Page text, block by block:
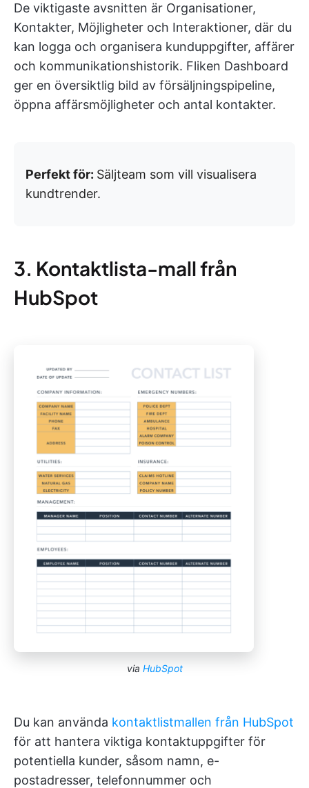
De viktigaste avsnitten är Organisationer,
Kontakter, Möjligheter och Interaktioner, där du
kan logga och organisera kunduppgifter, affärer
och kommunikationshistorik. Fliken Dashboard
ger en översiktlig bild av försäljningspipeline,
öppna affärsmöjligheter och antal kontakter.
Perfekt för: Säljteam som vill visualisera
kundtrender.
3. Kontaktlista-mall från
HubSpot
via HubSpot
Du kan använda kontaktlistmallen från HubSpot
för att hantera viktiga kontaktuppgifter för
potentiella kunder, såsom namn, e-
postadresser, telefonnummer och